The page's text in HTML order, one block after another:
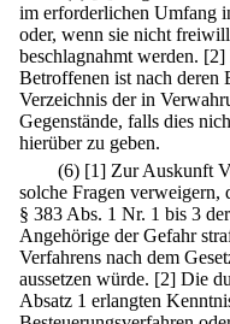
im erforderlichen Umfang
oder, wenn sie nicht
beschlagnahmt werden. [2]
Betroffenen ist nach deren
Verzeichnis der in
Gegenstände, falls dies
hierüber zu geben.
(6) [1] Zur Auskunft
solche Fragen verweigern,
§ 383 Abs. 1 Nr. 1 bis 3
Angehörige der Gefahr
Verfahrens nach dem
aussetzen würde. [2] Die
Absatz 1 erlangten